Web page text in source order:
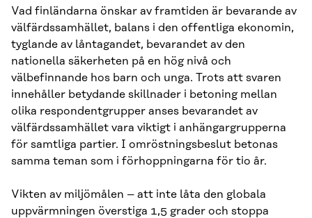
Vad finländarna önskar av framtiden är bevarande av
välfärdssamhället, balans i den offentliga ekonomin,
tyglande av låntagandet, bevarandet av den
nationella säkerheten på en hög nivå och
välbefinnande hos barn och unga. Trots att svaren
innehåller betydande skillnader i betoning mellan
olika respondentgrupper anses bevarandet av
välfärdssamhället vara viktigt i anhängargrupperna
för samtliga partier. I omröstningsbeslut betonas
samma teman som i förhoppningarna för tio år.
Vikten av miljömålen – att inte låta den globala
uppvärmningen överstiga 1,5 grader och stoppa